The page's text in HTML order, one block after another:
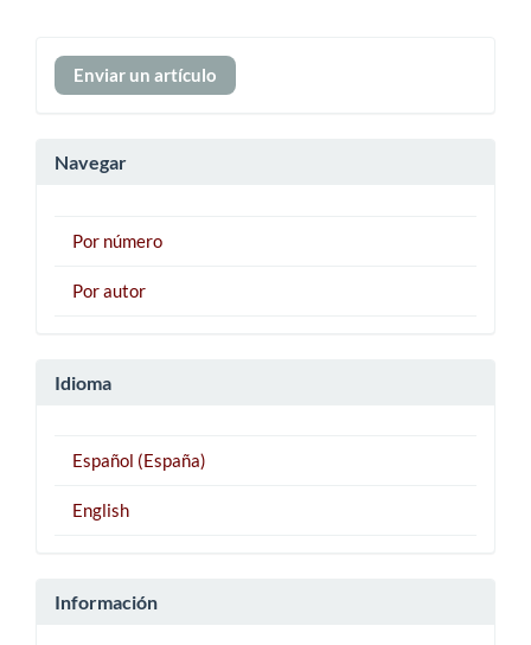
Enviar
un
Enviar un artículo
Navegar
Por número
Por autor
Idioma
Español (España)
English
Información